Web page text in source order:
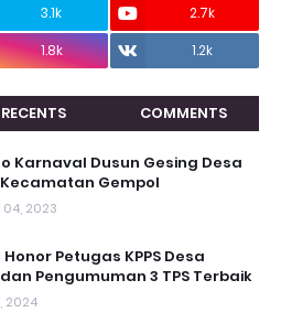
3.1k
2.7k
1.8k 1.2k
RECENTS COMMENTS
Karnaval Dusun Gesing Desa
Gempol
04, 2023
Petugas KPPS Desa
Pengumuman 3 TPS Terbaik
2024